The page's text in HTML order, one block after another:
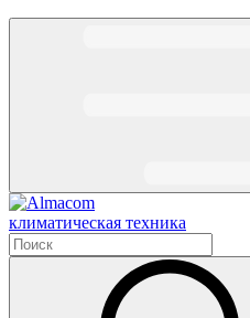
климатическая техника